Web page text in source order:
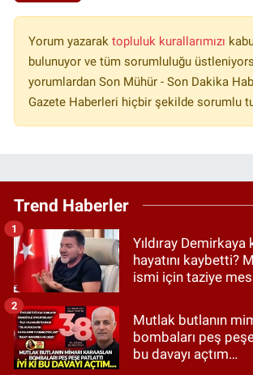
Yorum yazarak topluluk kurallarımızı
bulunuyor ve tüm sorumluluğu
yorumlardan Son Mühür - Son Dakika
Gazete Haberleri hiçbir şekilde sorumlu
Trend Haberler
Yıldıray Demirkaya
hayatını kaybetti?
ismi için taziye
1
Mutlak butlanın
bombaları peş
bu davayı açtım…
2